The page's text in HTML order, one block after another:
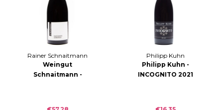
Rainer Schnaitmann
Weingut
Schnaitmann -
Philipp Kuhn
Philipp Kuhn -
INCOGNITO 2021